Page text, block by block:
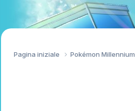
Pagina iniziale Pokémon Millennium